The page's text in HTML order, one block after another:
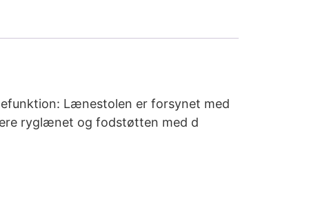
Lænestolen er forsynet med
ryglænet og fodstøtten med d